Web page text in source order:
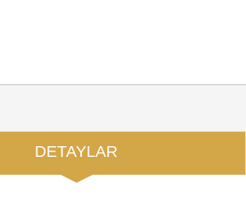
DETAYLAR